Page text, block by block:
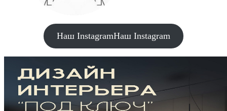
Наш InstagramНаш Instagram